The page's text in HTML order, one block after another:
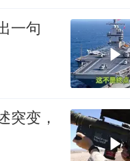
一句
突变，